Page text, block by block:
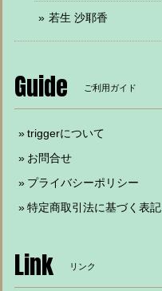
若生 沙耶香
Guide ご利用ガイド
triggerについて
お問合せ
プライバシーポリシー
特定商取引法に基づく表記
Link リンク